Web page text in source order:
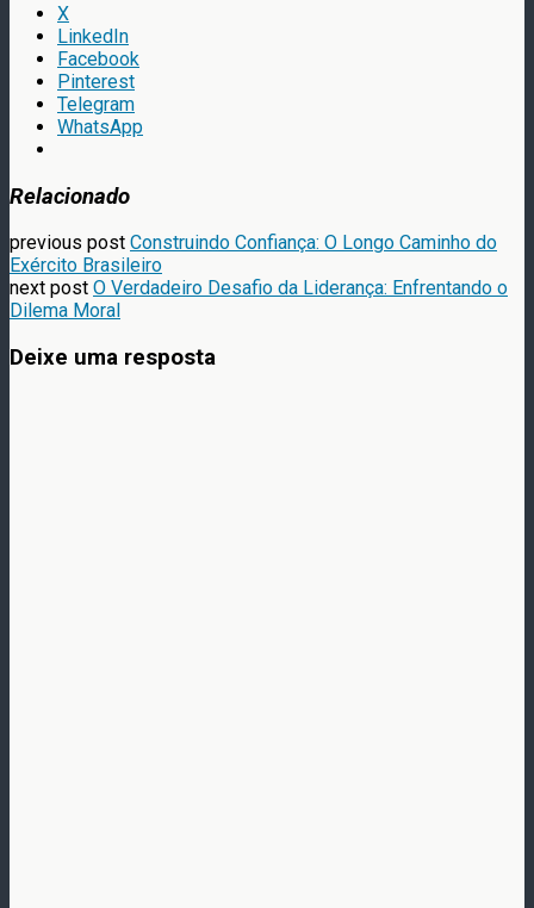
X
LinkedIn
Facebook
Pinterest
Telegram
WhatsApp
Relacionado
previous post Construindo Confiança: O Longo Caminho do
Exército Brasileiro
next post O Verdadeiro Desafio da Liderança: Enfrentando o
Dilema Moral
Deixe uma resposta